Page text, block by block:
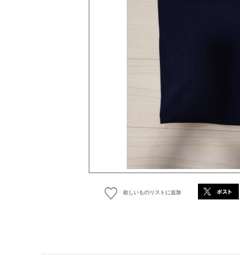
欲しいものリストに追加